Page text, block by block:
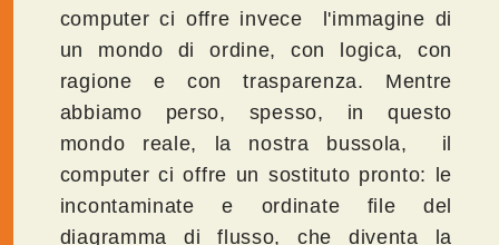
computer ci offre invece l'immagine di
un mondo di ordine, con logica, con
ragione e con trasparenza. Mentre
abbiamo perso, spesso, in questo
mondo reale, la nostra bussola, il
computer ci offre un sostituto pronto: le
incontaminate e ordinate file del
diagramma di flusso, che diventa la